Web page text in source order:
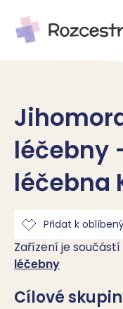
léčebny
léčebna
Přidat k
Zařízení je
léčebny
Cílové